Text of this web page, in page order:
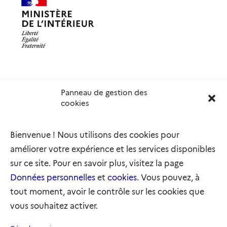
Panneau de gestion des
cookies
Bienvenue ! Nous utilisons des cookies pour
améliorer votre expérience et les services disponibles
sur ce site. Pour en savoir plus, visitez la page
Données personnelles et cookies. Vous pouvez, à
tout moment, avoir le contrôle sur les cookies que
vous souhaitez activer.
Délégation interministérielle à l’accueil et à l’intégration
elysee.fr
info.gouv.fr
legifrance.gouv.fr
refugies.info
initiativemarianne.fr